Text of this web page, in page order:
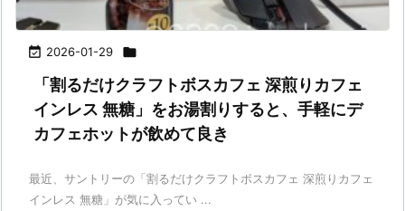
 2026-01-29 
「割るだけクラフトボスカフェ 深煎りカフェ
インレス 無糖」をお湯割りすると、手軽にデ
カフェホットが飲めて良き
最近、サントリーの「割るだけクラフトボスカフェ 深煎りカフェ
インレス 無糖」が気に入ってい ...